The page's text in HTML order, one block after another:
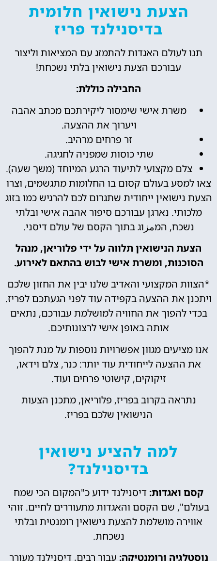
הצעת נישואין חלומית
בדיסנילנד פריז
תנו לעולם האגדות להתמזג עם המציאות וליצור
עבורכם הצעת נישואין בלתי נשכחת!
החבילה כוללת:
משרת אישי שימסור ליקירתכם מכתב אהבה
ויערוך את ההצעה.
זר פרחים מרהיב.
שתי כוסות שמפניה לחגיגה.
צלם מקצועי לתיעוד הרגע המיוחד (משך שעה).
צאו למסע בעולם קסום בו החלומות מתגשמים, וצרו
הצעת נישואין ייחודית שתגרום לכם להרגיש כמו בזוג
מלכותי. נארגן עבורכם סיפור אהבה אישי ובלתי
נשכח, המمزוג בתוך הקסם של עולם דיסני.
הצעת הנישואין תלווה על ידי פלוריאן, מנהל
הסוכנות, ומשרת אישי לבוש בהתאם לאירוע.
*הצוות המקצועי והאדיב שלנו יבין את החזון שלכם
ויתכנן את ההצעה בקפידה עוד לפני הגעתכם לפריז.
בכדי להפוך את החוויה למושלמת עבורכם, נתאים
אותה באופן אישי לרצונותיכם.
אנו מציעים מגוון אפשרויות נוספות על מנת להפוך
את ההצעה לייחודית עוד יותר: כנר, צלם וידאו,
זיקוקים, קישוטי פרחים ועוד.
נתראה בקרוב בפריז, פלוריאן, מתכנן הצעות
הנישואין שלכם בפריז.
למה להציע נישואין
בדיסנילנד?
קסם ואגדות: דיסנילנד ידוע כ"המקום הכי שמח
בעולם", שם הקסם והאגדות מתעוררים לחיים. זוהי
אווירה מושלמת להצעת נישואין רומנטית ובלתי
נשכחת.
נוסטלגיה ורומנטיקה: עבור רבים, דיסנילנד מעורר